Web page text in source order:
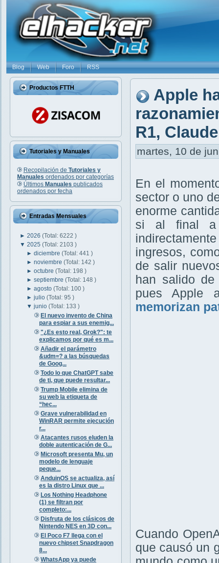
Blog Web Foro RSS
Productos FTTH
Tutoriales y Manuales
Recopilación de Tutoriales y
Manuales ordenados por categorías
Últimos Manuales publicados
ordenados por fecha
Entradas Mensuales
► 2026 (Total: 6222 )
▼ 2025 (Total: 2103 )
►diciembre(Total: 441 )
►noviembre(Total: 142 )
►octubre(Total: 198 )
►septiembre(Total: 148 )
►agosto(Total: 100 )
►julio(Total: 95 )
▼junio(Total: 133 )
El nuevo invento de China
para espiar a sus enemig...
"¿Es esto real, Grok?": te
explicamos por qué es m...
Añadir el parámetro
&udm=? a las búsquedas
de Goog...
Todo lo que ChatGPT sabe
de ti, que puede resultar...
Trump Mobile elimina de
su web la etiqueta de
“hec...
Grave vulnerabilidad en
WinRAR permite ejecución
r...
Atacantes rusos eluden la
doble autenticación de G...
Microsoft presenta Mu, un
modelo de lenguaje
peque...
AnduinOS se actualiza, así
es la distro Linux que ...
Los Nothing Headphone
(1) se filtran por
completo:...
Disfruta de los clásicos de
Nintendo NES en 3D con...
El Poco F7 llega con el
nuevo chipset Snapdragon
8...
WhatsApp ya puede
Apple
R1,
martes, 10 de
En el
sector o uno
enorme
si al final a
ingresos,
de salir
han salido
pues Apple
memorizan
Cuando
que causó un